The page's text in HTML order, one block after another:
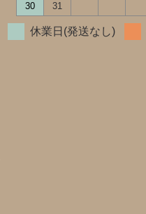
30
31
休業日(発送なし)